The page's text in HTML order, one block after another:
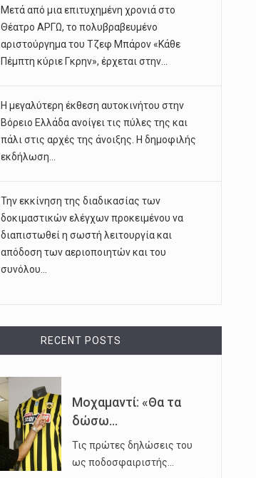
Μετά από μια επιτυχημένη χρονιά στο
Θέατρο ΑΡΓΩ, το πολυβραβευμένο
αριστούργημα του Τζεφ Μπάρον «Κάθε
Πέμπτη κύριε Γκρην», έρχεται στην...
Η μεγαλύτερη έκθεση αυτοκινήτου στην
Βόρειο Ελλάδα ανοίγει τις πύλες της και
πάλι στις αρχές της άνοιξης. Η δημοφιλής
εκδήλωση...
Την εκκίνηση της διαδικασίας των
δοκιμαστικών ελέγχων προκειμένου να
διαπιστωθεί η σωστή λειτουργία και
απόδοση των αεριοποιητών και του
συνόλου...
RECENT POSTS
Μοχαμαντί: «Θα τα
δώσω...
Τις πρώτες δηλώσεις του
ως ποδοσφαιριστής…